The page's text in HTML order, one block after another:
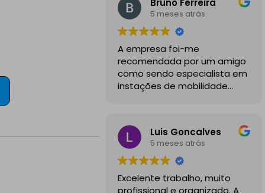
5 meses atrás
A empresa foi-me
recomendada por um amigo
como sendo especialista em
instações de mobilidade
profissionais, comunicativos e
disponiveis para todas as
minhas dúvidas.
A instalação de tomada
reforçada em garagem
Luis Goncalves
5 meses atrás
Excelente trabalho, muito
profissional e organizado. A